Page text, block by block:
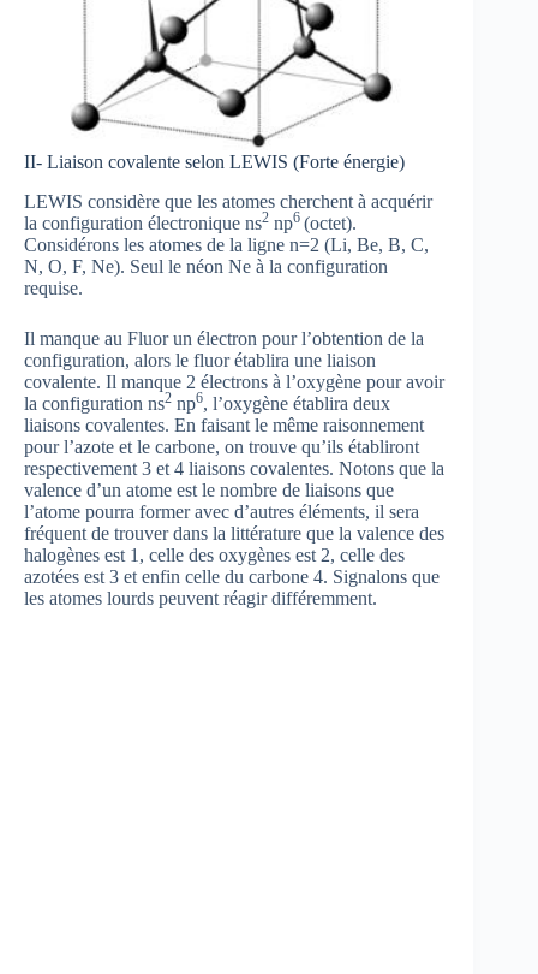
II- Liaison covalente selon LEWIS (Forte énergie)
LEWIS considère que les atomes cherchent à acquérir
la configuration électronique ns2 np6 (octet).
Considérons les atomes de la ligne n=2 (Li, Be, B, C,
N, O, F, Ne). Seul le néon Ne à la configuration
requise.
Il manque au Fluor un électron pour l’obtention de la
configuration, alors le fluor établira une liaison
covalente. Il manque 2 électrons à l’oxygène pour avoir
la configuration ns2 np6, l’oxygène établira deux
liaisons covalentes. En faisant le même raisonnement
pour l’azote et le carbone, on trouve qu’ils établiront
respectivement 3 et 4 liaisons covalentes. Notons que la
valence d’un atome est le nombre de liaisons que
l’atome pourra former avec d’autres éléments, il sera
fréquent de trouver dans la littérature que la valence des
halogènes est 1, celle des oxygènes est 2, celle des
azotées est 3 et enfin celle du carbone 4. Signalons que
les atomes lourds peuvent réagir différemment.